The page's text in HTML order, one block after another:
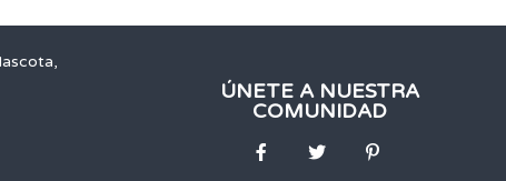
ÚNETE A NUESTRA
COMUNIDAD